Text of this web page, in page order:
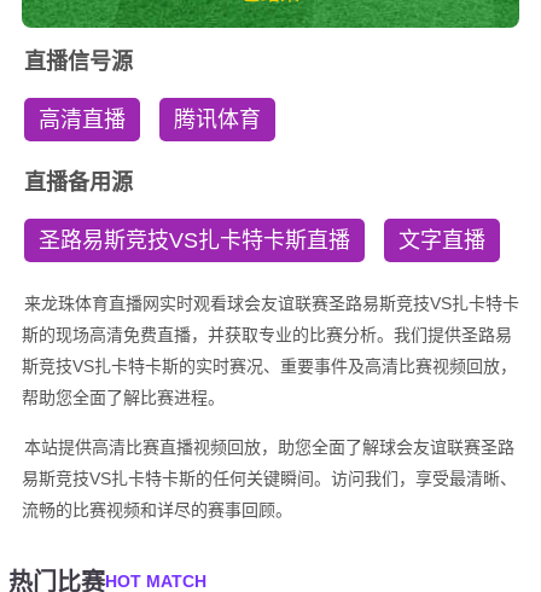
直播信号源
高清直播 腾讯体育
直播备用源
圣路易斯竞技VS扎卡特卡斯直播 文字直播
来龙珠体育直播网实时观看球会友谊联赛圣路易斯竞技VS扎卡特卡
斯的现场高清免费直播，并获取专业的比赛分析。我们提供圣路易
斯竞技VS扎卡特卡斯的实时赛况、重要事件及高清比赛视频回放，
帮助您全面了解比赛进程。
本站提供高清比赛直播视频回放，助您全面了解球会友谊联赛圣路
易斯竞技VS扎卡特卡斯的任何关键瞬间。访问我们，享受最清晰、
流畅的比赛视频和详尽的赛事回顾。
热门比赛HOT MATCH